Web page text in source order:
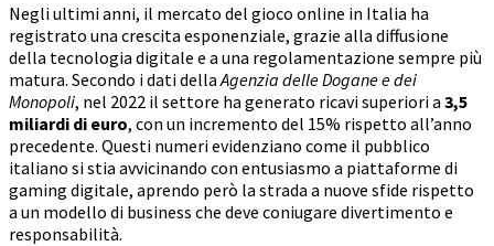
Negli ultimi anni, il mercato del gioco online in Italia ha
registrato una crescita esponenziale, grazie alla diffusione
della tecnologia digitale e a una regolamentazione sempre più
matura. Secondo i dati dellaAgenzia delle Dogane e dei
Monopoli, nel 2022 il settore ha generato ricavi superiori a 3,5
miliardi di euro, con un incremento del 15% rispetto all’anno
precedente. Questi numeri evidenziano come il pubblico
italiano si stia avvicinando con entusiasmo a piattaforme di
gaming digitale, aprendo però la strada a nuove sfide rispetto
a un modello di business che deve coniugare divertimento e
responsabilità.